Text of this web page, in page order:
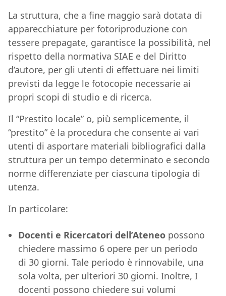
La struttura, che a fine maggio sarà dotata di
apparecchiature per fotoriproduzione con
tessere prepagate, garantisce la possibilità, nel
rispetto della normativa SIAE e del Diritto
d’autore, per gli utenti di effettuare nei limiti
previsti da legge le fotocopie necessarie ai
propri scopi di studio e di ricerca.
Il “Prestito locale” o, più semplicemente, il
“prestito” è la procedura che consente ai vari
utenti di asportare materiali bibliografici dalla
struttura per un tempo determinato e secondo
norme differenziate per ciascuna tipologia di
utenza.
In particolare:
Docenti e Ricercatori dell’Ateneo possono
chiedere massimo 6 opere per un periodo
di 30 giorni. Tale periodo è rinnovabile, una
sola volta, per ulteriori 30 giorni. Inoltre, I
docenti possono chiedere sui volumi